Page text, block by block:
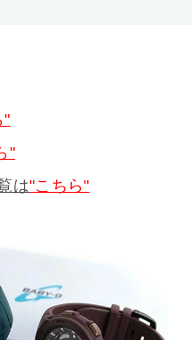
"
"
は"こちら"